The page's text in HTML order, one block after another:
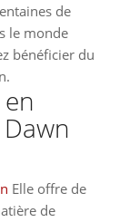
de
le monde
bénéficier du
Elle offre de
de